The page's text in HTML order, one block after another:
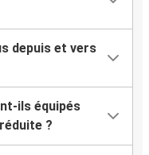
depuis et vers
ils équipés
?